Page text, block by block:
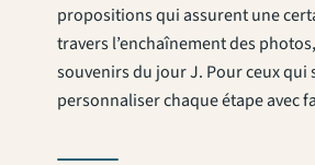
propositions qui assurent une
travers l’enchaînement des
souvenirs du jour J. Pour ceux
personnaliser chaque étape avec